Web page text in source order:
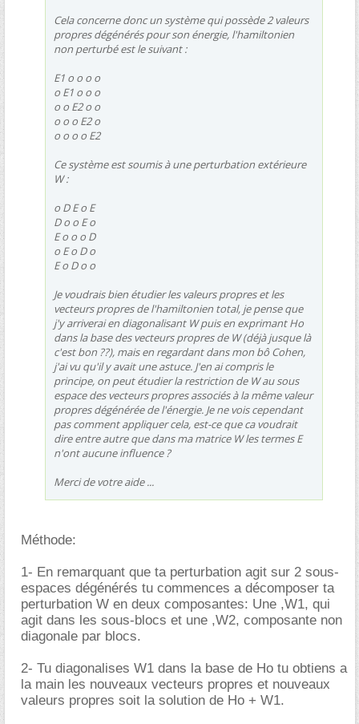
Cela concerne donc un système qui possède 2 valeurs
propres dégénérés pour son énergie, l'hamiltonien
non perturbé est le suivant :
E1 o o o o
o E1 o o o
o o E2 o o
o o o E2 o
o o o o E2
Ce système est soumis à une perturbation extérieure
W :
o D E o E
D o o E o
E o o o D
o E o D o
E o D o o
Je voudrais bien étudier les valeurs propres et les
vecteurs propres de l'hamiltonien total, je pense que
j'y arriverai en diagonalisant W puis en exprimant Ho
dans la base des vecteurs propres de W (déjà jusque là
c'est bon ??), mais en regardant dans mon bô Cohen,
j'ai vu qu'il y avait une astuce. J'en ai compris le
principe, on peut étudier la restriction de W au sous
espace des vecteurs propres associés à la même valeur
propres dégénérée de l'énergie. Je ne vois cependant
pas comment appliquer cela, est-ce que ca voudrait
dire entre autre que dans ma matrice W les termes E
n'ont aucune influence ?
Merci de votre aide ...
Méthode:
1- En remarquant que ta perturbation agit sur 2 sous-
espaces dégénérés tu commences a décomposer ta
perturbation W en deux composantes: Une ,W1, qui
agit dans les sous-blocs et une ,W2, composante non
diagonale par blocs.
2- Tu diagonalises W1 dans la base de Ho tu obtiens a
la main les nouveaux vecteurs propres et nouveaux
valeurs propres soit la solution de Ho + W1.